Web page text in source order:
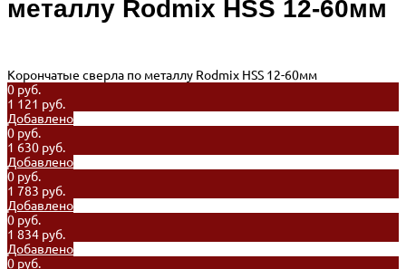
металлу Rodmix HSS 12-60мм
Корончатые сверла по металлу Rodmix HSS 12-60мм
0 руб.
1 121 руб.
Добавлено
0 руб.
1 630 руб.
Добавлено
0 руб.
1 783 руб.
Добавлено
0 руб.
1 834 руб.
Добавлено
0 руб.